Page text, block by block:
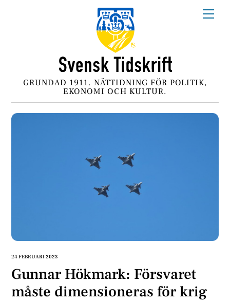
GRUNDAD 1911. NÄTTIDNING FÖR POLITIK,
EKONOMI OCH KULTUR.
24 FEBRUARI 2023
Gunnar Hökmark: Försvaret
måste dimensioneras för krig